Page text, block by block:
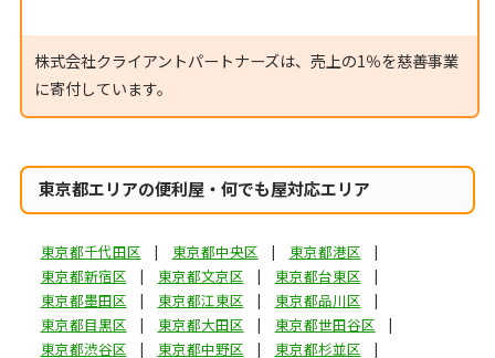
株式会社クライアントパートナーズは、売上の1％を慈善事業
に寄付しています。
東京都エリアの便利屋・何でも屋対応エリア
東京都千代田区 東京都中央区
東京都港区
東京都新宿区
東京都文京区
東京都台東区
東京都墨田区
東京都江東区
東京都品川区
東京都目黒区
東京都大田区
東京都世田谷区
東京都渋谷区
東京都中野区
東京都杉並区